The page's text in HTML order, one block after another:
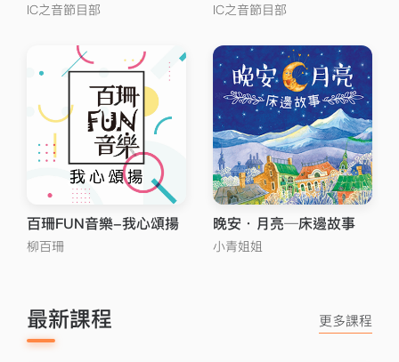
IC之音節目部 IC之音節目部
百珊FUN音樂-我心頌揚
柳百珊
晚安．月亮─床邊故事
小青姐姐
最新課程 更多課程